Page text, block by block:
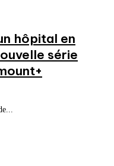
hôpital en
série